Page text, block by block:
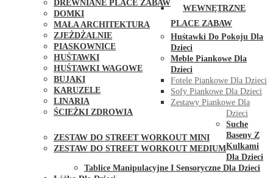
DREWNIANE PLACE ZABAW
DOMKI
MAŁA ARCHITEKTURA
ZJEŻDŻALNIE
PIASKOWNICE
HUŚTAWKI
HUŚTAWKI WAGOWE
BUJAKI
KARUZELE
LINARIA
ŚCIEŻKI ZDROWIA
ZESTAW DO STREET WORKOUT MINI
ZESTAW DO STREET WORKOUT MEDIUM
WEWNĘTRZNE
PLACE ZABAW
Huśtawki Do Pokoju Dla
Dzieci
Meble Piankowe Dla
Dzieci
Fotele Piankowe Dla Dzieci
Sofy Piankowe Dla Dzieci
Zestawy Piankowe Dla
Dzieci
Suche
Baseny Z
Kulkami
Dla Dzieci
Tablice Manipulacyjne I Sensoryczne Dla Dzieci